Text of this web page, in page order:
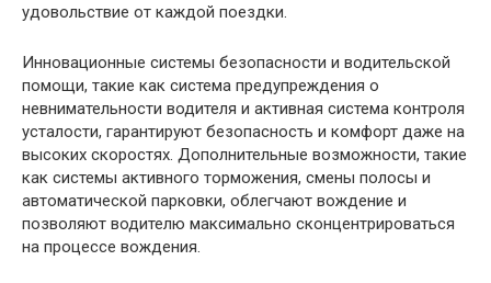
удовольствие от каждой поездки.
Инновационные системы безопасности и водительской
помощи, такие как система предупреждения о
невнимательности водителя и активная система контроля
усталости, гарантируют безопасность и комфорт даже на
высоких скоростях. Дополнительные возможности, такие
как системы активного торможения, смены полосы и
автоматической парковки, облегчают вождение и
позволяют водителю максимально сконцентрироваться
на процессе вождения.